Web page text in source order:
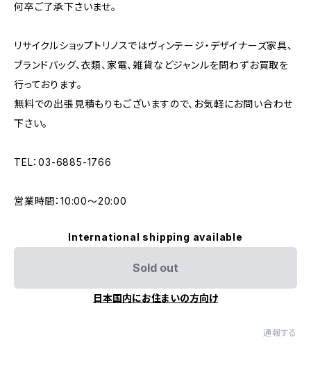
何卒ご了承下さいませ。
リサイクルショップトリノスではヴィンテージ・デザイナーズ家具、
ブランドバッグ、衣類、家電、雑貨などジャンルを問わずお買取を
行っております。
無料での出張見積もりもございますので、お気軽にお問い合わせ
下さい。
TEL：03-6885-1766
営業時間：10:00〜20:00
International shipping available
Sold out
日本国内にお住まいの方向け
通報する